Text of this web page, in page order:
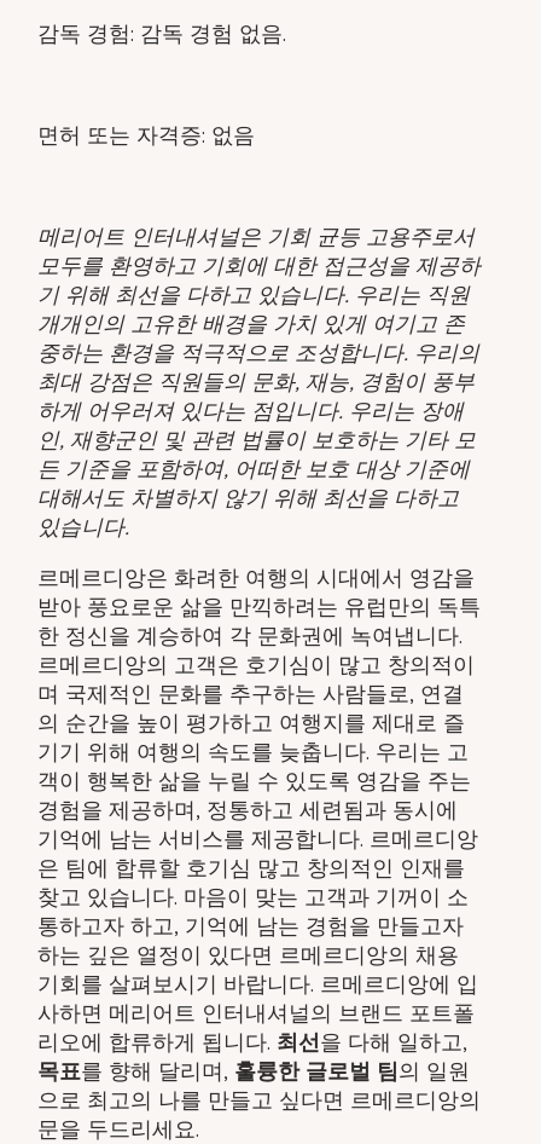
감독 경험: 감독 경험 없음.
면허 또는 자격증: 없음
메리어트 인터내셔널은 기회 균등 고용주로서
모두를 환영하고 기회에 대한 접근성을 제공하
기 위해 최선을 다하고 있습니다. 우리는 직원
개개인의 고유한 배경을 가치 있게 여기고 존
중하는 환경을 적극적으로 조성합니다. 우리의
최대 강점은 직원들의 문화, 재능, 경험이 풍부
하게 어우러져 있다는 점입니다. 우리는 장애
인, 재향군인 및 관련 법률이 보호하는 기타 모
든 기준을 포함하여, 어떠한 보호 대상 기준에
대해서도 차별하지 않기 위해 최선을 다하고
있습니다.
르메르디앙은 화려한 여행의 시대에서 영감을
받아 풍요로운 삶을 만끽하려는 유럽만의 독특
한 정신을 계승하여 각 문화권에 녹여냅니다.
르메르디앙의 고객은 호기심이 많고 창의적이
며 국제적인 문화를 추구하는 사람들로, 연결
의 순간을 높이 평가하고 여행지를 제대로 즐
기기 위해 여행의 속도를 늦춥니다. 우리는 고
객이 행복한 삶을 누릴 수 있도록 영감을 주는
경험을 제공하며, 정통하고 세련됨과 동시에
기억에 남는 서비스를 제공합니다. 르메르디앙
은 팀에 합류할 호기심 많고 창의적인 인재를
찾고 있습니다. 마음이 맞는 고객과 기꺼이 소
통하고자 하고, 기억에 남는 경험을 만들고자
하는 깊은 열정이 있다면 르메르디앙의 채용
기회를 살펴보시기 바랍니다. 르메르디앙에 입
사하면 메리어트 인터내셔널의 브랜드 포트폴
리오에 합류하게 됩니다. 최선을 다해 일하고,
목표를 향해 달리며, 훌륭한 글로벌 팀의 일원
으로 최고의 나를 만들고 싶다면 르메르디앙의
문을 두드리세요.